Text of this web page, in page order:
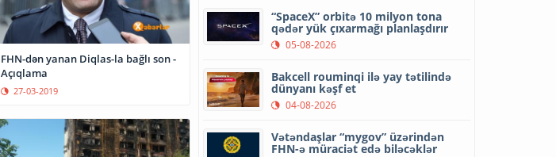
FHN-dən yanan Diqlas-la bağlı son -
Açıqlama
27-03-2019
“SpaceX” orbitə 10 milyon tona
qədər yük çıxarmağı planlaşdırır
05-08-2026
Bakcell rouminqi ilə yay tətilində
dünyanı kəşf et
04-08-2026
Vətəndaşlar “mygov” üzərindən
FHN-ə müraciət edə biləcəklər